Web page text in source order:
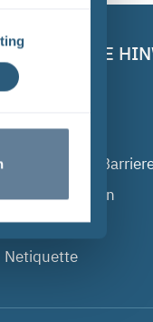
RECHTLICHE
Datenschutz
Erklärung zur
Barriere melden
Compliance
Netiquette